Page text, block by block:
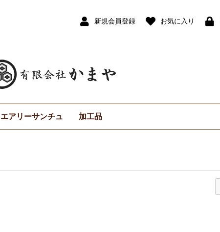
新規会員登録 お気に入り
エアリーサンチュ 加工品